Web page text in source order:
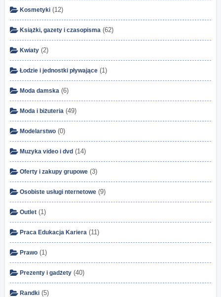
Kosmetyki (12)
Książki, gazety i czasopisma (62)
Kwiaty (2)
Łodzie i jednostki pływające (1)
Moda damska (6)
Moda i biżuteria (49)
Modelarstwo (0)
Muzyka video i dvd (14)
Oferty i zakupy grupowe (3)
Osobiste usługi nternetowe (9)
Outlet (1)
Praca Edukacja Kariera (11)
Prawo (1)
Prezenty i gadżety (40)
Randki (5)